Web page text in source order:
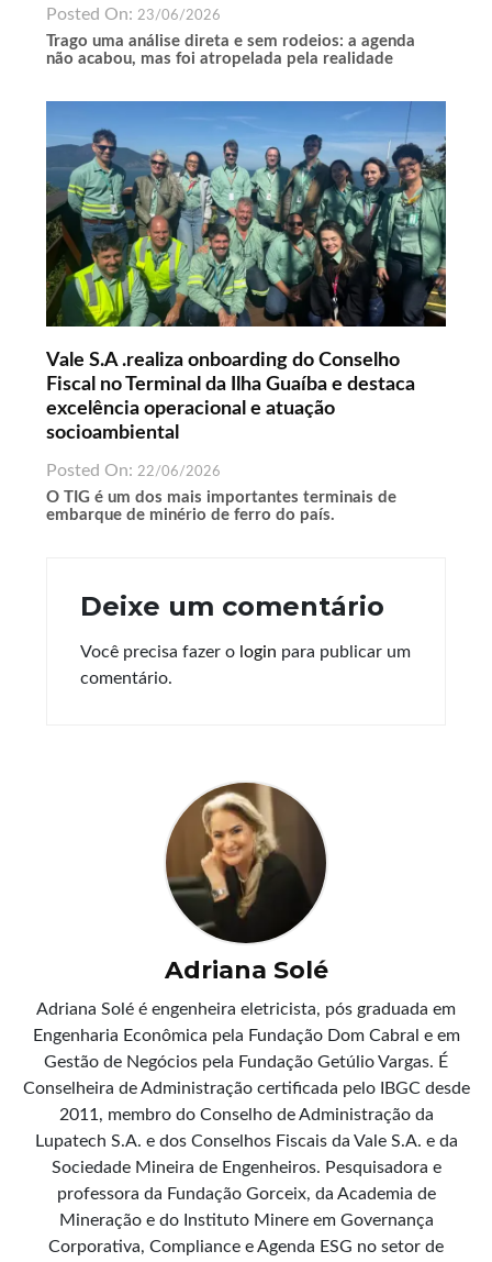
Posted On: 23/06/2026
Trago uma análise direta e sem rodeios: a agenda
não acabou, mas foi atropelada pela realidade
Vale S.A .realiza onboarding do Conselho
Fiscal no Terminal da Ilha Guaíba e destaca
excelência operacional e atuação
socioambiental
Posted On: 22/06/2026
O TIG é um dos mais importantes terminais de
embarque de minério de ferro do país.
Deixe um comentário
Você precisa fazer o login para publicar um
comentário.
Adriana Solé
Adriana Solé é engenheira eletricista, pós graduada em
Engenharia Econômica pela Fundação Dom Cabral e em
Gestão de Negócios pela Fundação Getúlio Vargas. É
Conselheira de Administração certificada pelo IBGC desde
2011, membro do Conselho de Administração da
Lupatech S.A. e dos Conselhos Fiscais da Vale S.A. e da
Sociedade Mineira de Engenheiros. Pesquisadora e
professora da Fundação Gorceix, da Academia de
Mineração e do Instituto Minere em Governança
Corporativa, Compliance e Agenda ESG no setor de